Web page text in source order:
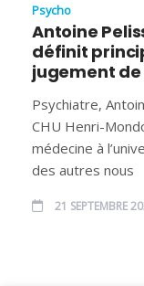
Psycho
Antoine
définit
jugement de
Psychiatre,
CHU Henri-
médecine à
des autres nous
21 SEPTEMBRE